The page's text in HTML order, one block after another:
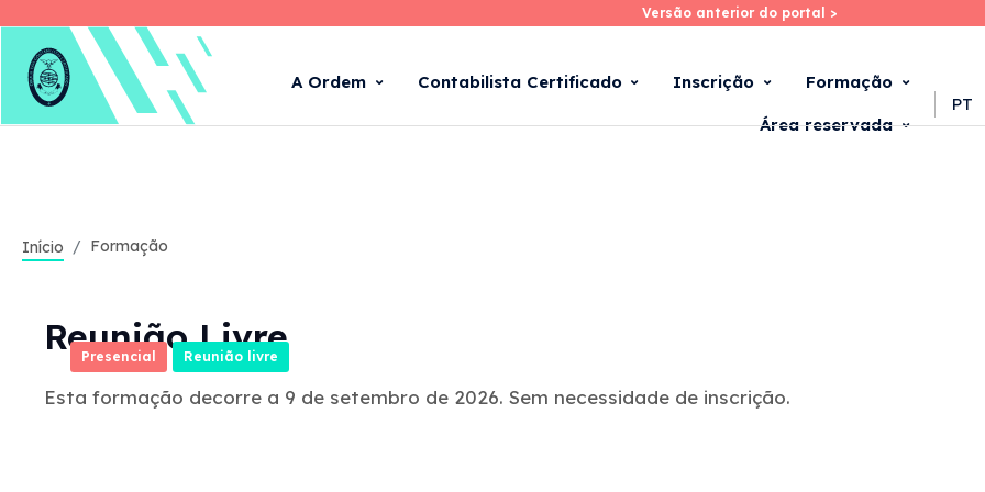
Skip
main
Versão anterior do portal >
Versão anterior do portal >
A Ordem Contabilista Certificado Inscrição Formação
Área reservada
PT
Início Formação
Presencial Reunião livre
Reunião Livre
Esta formação decorre a 9 de setembro de 2026. Sem necessidade de inscrição.